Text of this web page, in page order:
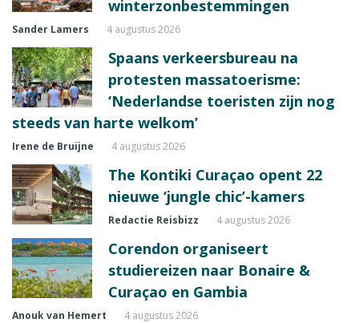
winterzonbestemmingen
Sander Lamers 4 augustus 2026
Spaans verkeersbureau na
protesten massatoerisme:
‘Nederlandse toeristen zijn nog
steeds van harte welkom’
Irene de Bruijne 4 augustus 2026
The Kontiki Curaçao opent 22
nieuwe ‘jungle chic’-kamers
Redactie Reisbizz 4 augustus 2026
Corendon organiseert
studiereizen naar Bonaire &
Curaçao en Gambia
Anouk van Hemert 4 augustus 2026